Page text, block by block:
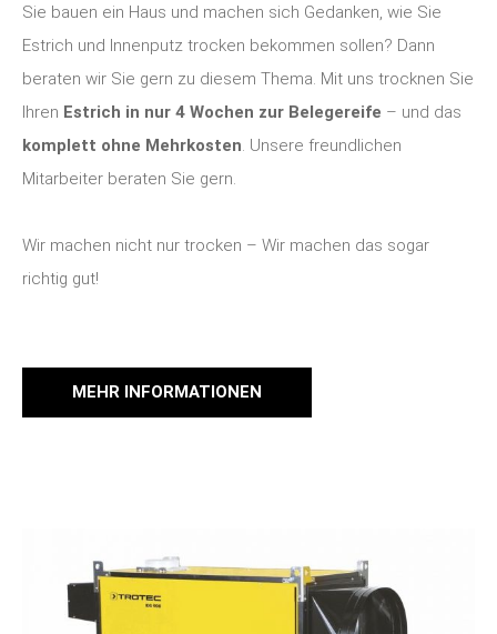
Sie bauen ein Haus und machen sich Gedanken, wie Sie
Estrich und Innenputz trocken bekommen sollen? Dann
beraten wir Sie gern zu diesem Thema. Mit uns trocknen Sie
Ihren Estrich in nur 4 Wochen zur Belegereife – und das
komplett ohne Mehrkosten. Unsere freundlichen
Mitarbeiter beraten Sie gern.
Wir machen nicht nur trocken – Wir machen das sogar
richtig gut!
MEHR INFORMATIONEN